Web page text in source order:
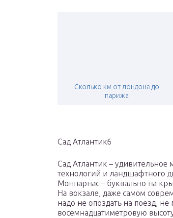
Сколько км от лондона до
парижа
Сад Атлантик6
Сад Атлантик –
технологий и ландшафтного
Монпарнас – буквально на
На вокзале, даже самом
надо не опоздать на поезд,
восемнадцатиметровую